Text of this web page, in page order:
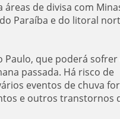
áreas de divisa com
Paraíba e do litoral
Paulo, que poderá sofrer
passada. Há risco de
eventos de chuva
e outros transtornos